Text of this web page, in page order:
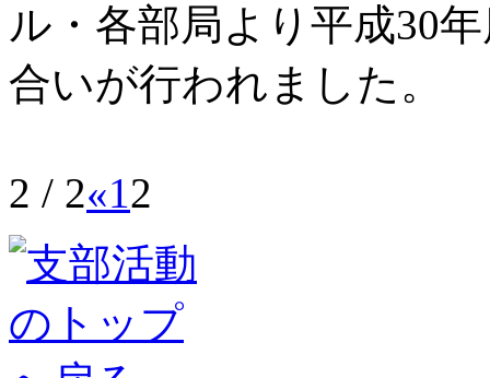
ル・各部局より平成30
合いが行われました。
2 / 2«12